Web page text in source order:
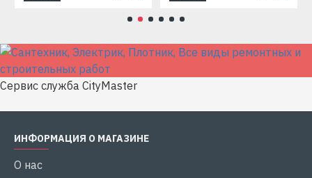
Сервис служба CityMaster
ИНФОРМАЦИЯ О МАГАЗИНЕ
О нас